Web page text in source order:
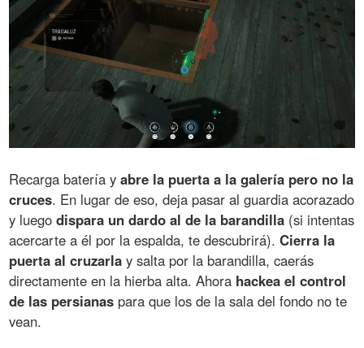
Recarga batería yabre la puerta a la galería pero no la
cruces. En lugar de eso, deja pasar al guardia acorazado
y luegodispara un dardo al de la barandilla (si intentas
acercarte a él por la espalda, te descubrirá).Cierra la
puerta al cruzarla y salta por la barandilla, caerás
directamente en la hierba alta. Ahora hackea el control
de las persianas para que los de la sala del fondo no te
vean.